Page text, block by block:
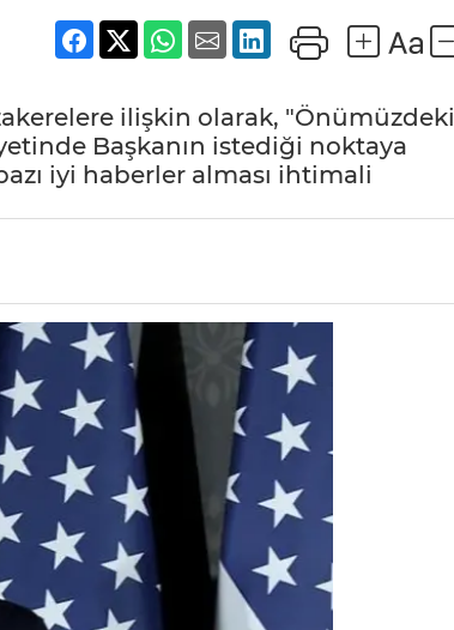
ilişkin olarak, "Önümüzdeki
Başkanın istediği noktaya
iyi haberler alması ihtimali